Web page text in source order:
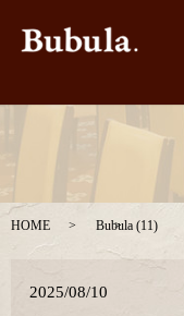
HOME Bubula (11)
2025/08/10